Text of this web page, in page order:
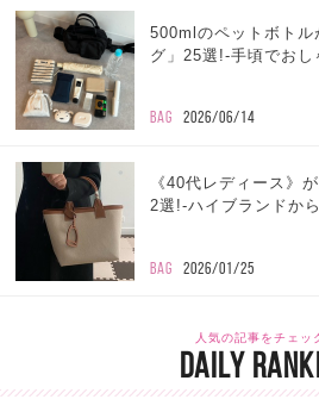
500mlのペットボトル
グ」25選!-手頃でお
BAG 2026/06/14
《40代レディース》
2選!-ハイブランドか
BAG 2026/01/25
人気の記事をチェッ
DAILY